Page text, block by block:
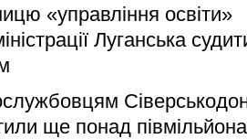
«управління освіти»
Луганська
ще понад півмільйона